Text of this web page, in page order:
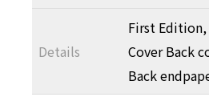
Details
First Edition,
Cover Back
Back